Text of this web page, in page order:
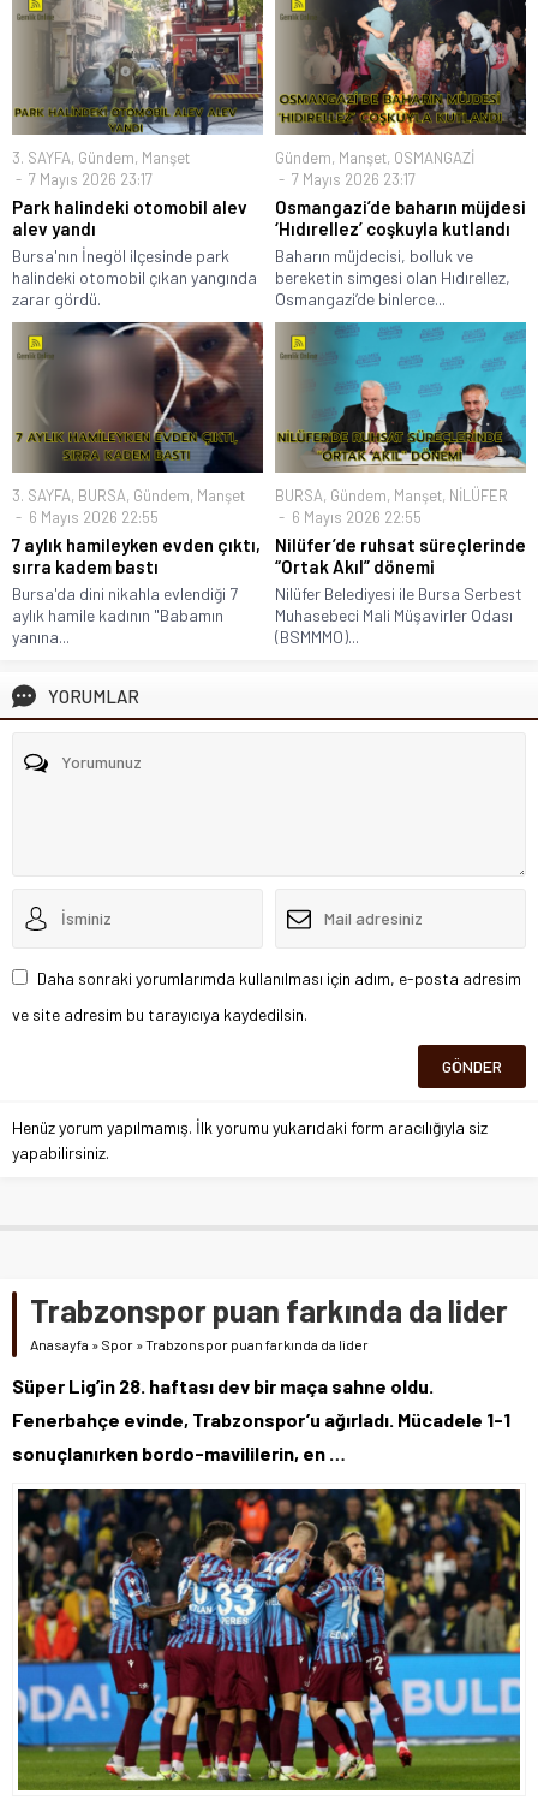
3. SAYFA, Gündem, Manşet
7 Mayıs 2026 23:17
Park halindeki otomobil alev
alev yandı
Bursa'nın İnegöl ilçesinde park
halindeki otomobil çıkan yangında
zarar gördü.
Gündem, Manşet, OSMANGAZİ
7 Mayıs 2026 23:17
Osmangazi’de baharın müjdesi
‘Hıdırellez’ coşkuyla kutlandı
Baharın müjdecisi, bolluk ve
bereketin simgesi olan Hıdırellez,
Osmangazi’de binlerce...
3. SAYFA, BURSA, Gündem, Manşet
6 Mayıs 2026 22:55
7 aylık hamileyken evden çıktı,
sırra kadem bastı
Bursa'da dini nikahla evlendiği 7
aylık hamile kadının "Babamın
yanına...
BURSA, Gündem, Manşet, NİLÜFER
6 Mayıs 2026 22:55
Nilüfer’de ruhsat süreçlerinde
“Ortak Akıl” dönemi
Nilüfer Belediyesi ile Bursa Serbest
Muhasebeci Mali Müşavirler Odası
(BSMMMO)...
YORUMLAR
Daha sonraki yorumlarımda kullanılması için adım, e-posta adresim
ve site adresim bu tarayıcıya kaydedilsin.
Henüz yorum yapılmamış. İlk yorumu yukarıdaki form aracılığıyla siz
yapabilirsiniz.
Trabzonspor puan farkında da lider
Anasayfa » Spor »Trabzonspor puan farkında da lider
Süper Lig’in 28. haftası dev bir maça sahne oldu.
Fenerbahçe evinde, Trabzonspor’u ağırladı. Mücadele 1-1
sonuçlanırken bordo-mavililerin, en …